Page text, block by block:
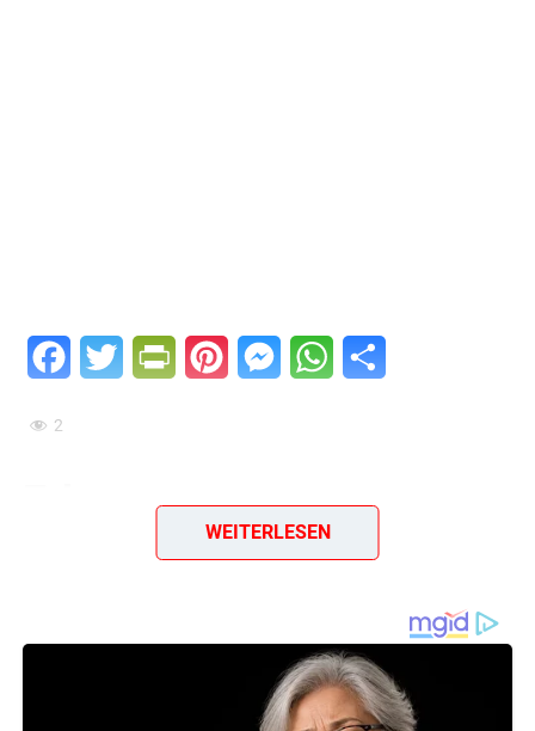
FacebookTwitter PrintFriendly
PinterestMessengerWhatsApp
2
Erbsensuppe
Gericht, das oft in der DDR zubereitet wurde. Es ist ein
einfaches, aber schmackhaftes Rezept, das sich gut für
kalte Tage eignet. Ein DDR-Rezept aus dem Jahr 1982:
WEITERLESEN